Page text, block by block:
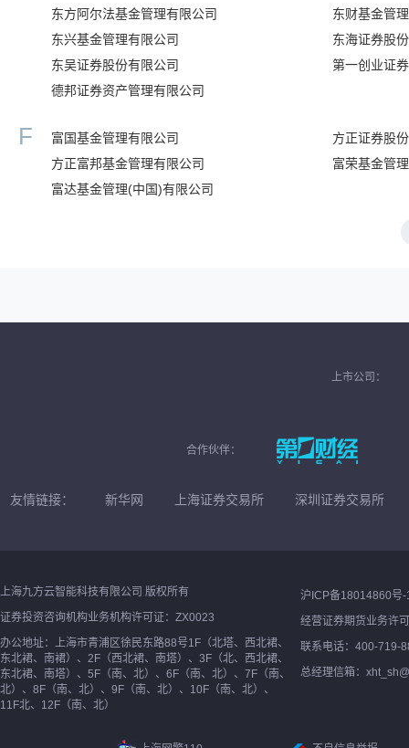
东方阿尔法基金管理有限公司
东财基金管
东兴基金管理有限公司
东海证券股
东吴证券股份有限公司
第一创业证
德邦证券资产管理有限公司
F 富国基金管理有限公司
方正证券股
方正富邦基金管理有限公司
富荣基金管
富达基金管理(中国)有限公司
上市公司：
合作伙伴：
友情链接： 新华网 上海证券交易所 深圳证券交易所
上海九方云智能科技有限公司 版权所有
证券投资咨询机构业务机构许可证：ZX0023
办公地址：上海市青浦区徐民东路88号1F（北塔、西北裙、
东北裙、南裙）、2F（西北裙、南塔）、3F（北、西北裙、
东北裙、南塔）、5F（南、北）、6F（南、北）、7F（南、
北）、8F（南、北）、9F（南、北）、10F（南、北）、
11F北、12F（南、北）
沪ICP备18014860号-
经营证券期货业务许
联系电话：400-719-
总经理信箱：